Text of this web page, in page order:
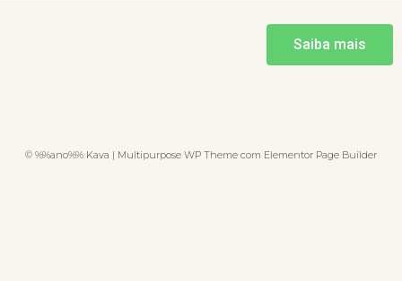
Saiba mais
© %%ano%% Kava | Multipurpose WP Theme com Elementor Page Builder